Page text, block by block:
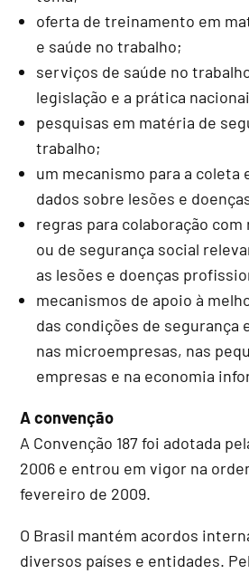
oferta de treinamento em
e saúde no trabalho;
serviços de saúde no
legislação e a prática
pesquisas em matéria de
trabalho;
um mecanismo para a coleta
dados sobre lesões e
regras para colaboração
ou de segurança social
as lesões e doenças
mecanismos de apoio à
das condições de segurança
nas microempresas, nas
empresas e na economia
A convenção
A Convenção 187 foi adotada
2006 e entrou em vigor na
fevereiro de 2009.
O Brasil mantém acordos
diversos países e entidades.